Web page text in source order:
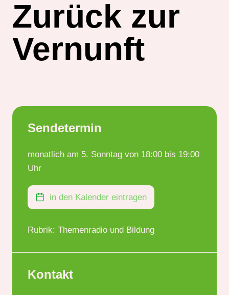
Zurück zur
Vernunft
Sendetermin
monatlich am 5. Sonntag von 18:00 bis 19:00
Uhr
in den Kalender eintragen
Rubrik: Themenradio und Bildung
Kontakt